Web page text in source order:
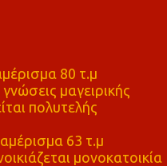
80 τ.μ
μαγειρικής
πολυτελής
63 τ.μ
μονοκατοικία